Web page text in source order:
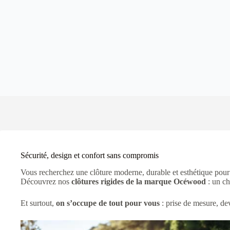
Sécurité, design et confort sans compromis
Vous recherchez une clôture moderne, durable et esthétique
Découvrez nos clôtures rigides de la marque Océwood : un
Et surtout, on s’occupe de tout pour vous : prise de mesure,